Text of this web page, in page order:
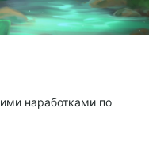
наработками по